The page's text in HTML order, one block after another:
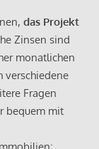
das Projekt
Zinsen sind
monatlichen
verschiedene
Fragen
bequem mit